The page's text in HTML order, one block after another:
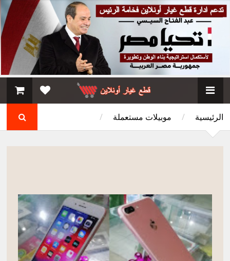
الرئيسية / موبيلات مستعملة /